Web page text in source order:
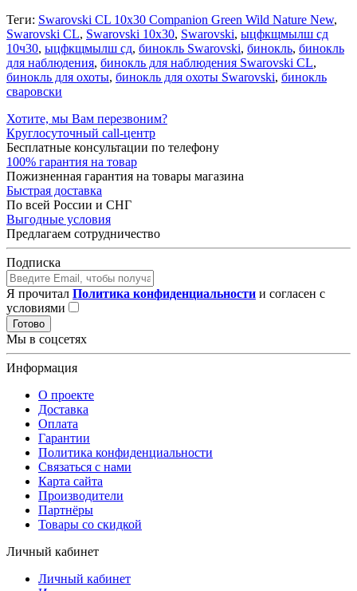
Теги: Swarovski CL 10x30 Companion Green Wild Nature New,
Swarovski CL, Swarovski 10x30, Swarovski, ыцфкщмылш сд
10ч30, ыцфкщмылш сд, бинокль Swarovski, бинокль, бинокль
для наблюдения, бинокль для наблюдения Swarovski CL,
бинокль для охоты, бинокль для охоты Swarovski, бинокль
сваровски
Хотите, мы Вам перезвоним?
Круглосуточный call-центр
Бесплатные консультации по телефону
100% гарантия на товар
Пожизненная гарантия на товары магазина
Быстрая доставка
По всей России и СНГ
Выгодные условия
Предлагаем сотрудничество
Подписка
Я прочитал Политика конфиденциальности и согласен с
условиями
Готово
Мы в соцсетях
Информация
О проекте
Доставка
Оплата
Гарантии
Политика конфиденциальности
Связаться с нами
Карта сайта
Производители
Партнёры
Товары со скидкой
Личный кабинет
Личный кабинет